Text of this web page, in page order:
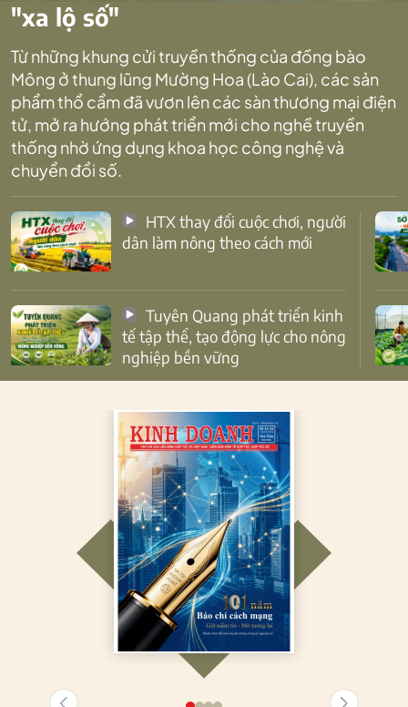
"xa lộ số"
Từ những khung cửi truyền thống của đồng bào
Mông ở thung lũng Mường Hoa (Lào Cai), các sản
phẩm thổ cẩm đã vươn lên các sàn thương mại điện
tử, mở ra hướng phát triển mới cho nghề truyền
thống nhờ ứng dụng khoa học công nghệ và
chuyển đổi số.
dân làm nông theo cách mới
tế tập thể, tạo động lực cho nông
nghiệp bền vững